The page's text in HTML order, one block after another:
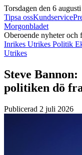
Torsdagen den 6
Tipsa ossKundservice
Morgonbladet
Oberoende nyheter
Inrikes Utrikes Politik
Utrikes
Steve
politiken dö
Publicerad 2 juli 2026